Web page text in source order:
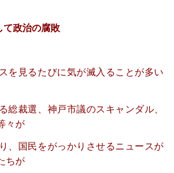
政治の腐敗
を見るたびに気が滅入ることが多い
総裁選、神戸市議のスキャンダル、
々が
、国民をがっかりさせるニュースが
ちが